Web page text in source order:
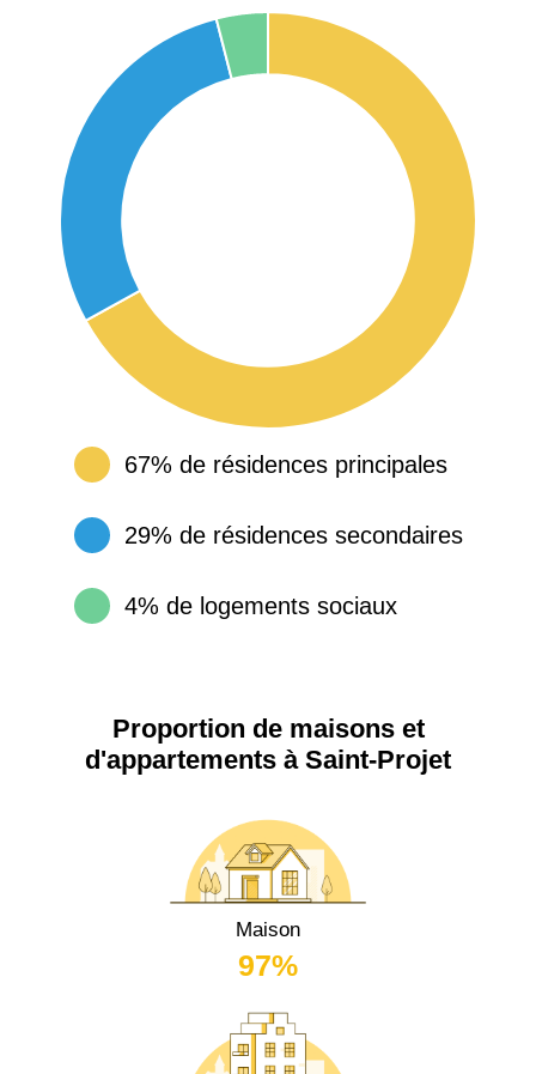
67% de résidences principales
29% de résidences secondaires
4% de logements sociaux
Proportion de maisons et
d'appartements à Saint-Projet
Maison
97%